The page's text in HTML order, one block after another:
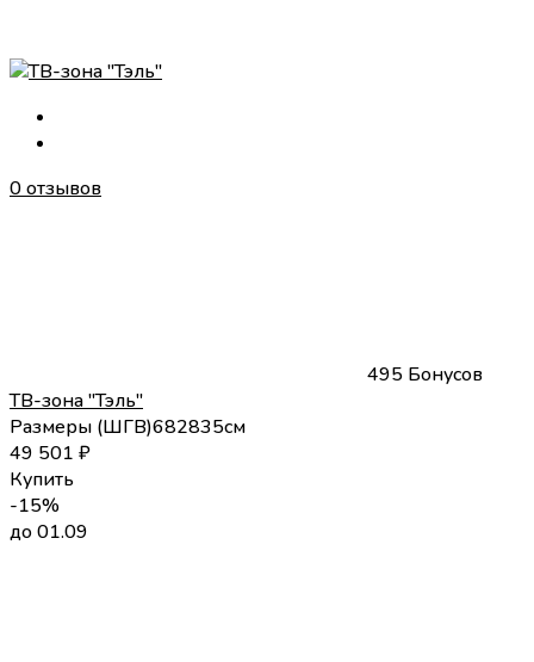
0 отзывов
495 Бонусов
ТВ-зона "Тэль"
Размеры (ШГВ)682835см
49 501 ₽
Купить
-15%
до 01.09